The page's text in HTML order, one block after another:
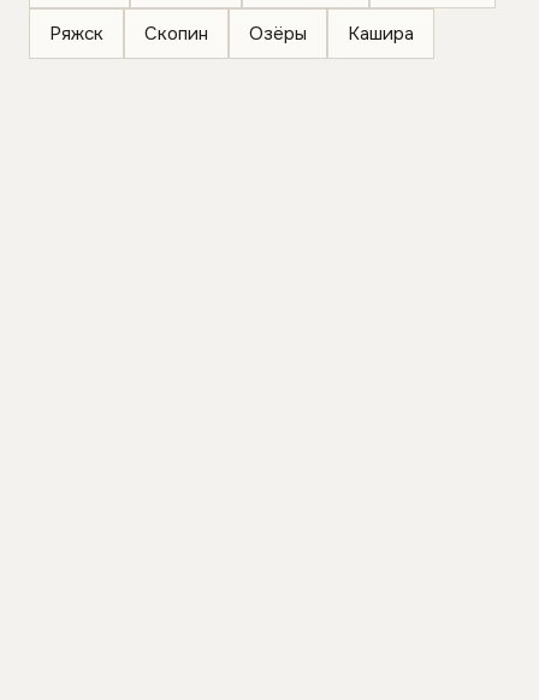
Ряжск Скопин Озёры Кашира